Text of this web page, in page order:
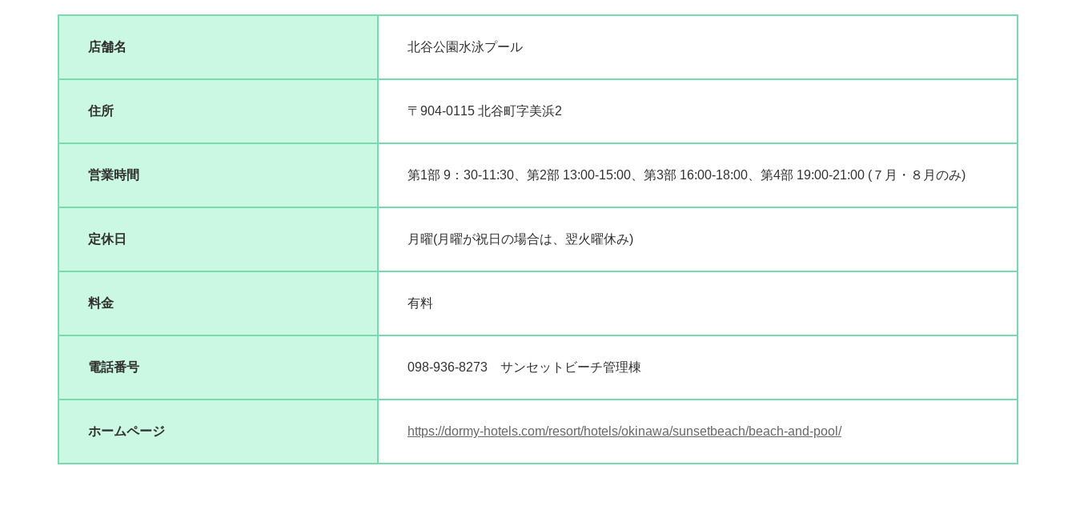
店舗名 北谷公園水泳プール
住所 〒904-0115 北谷町字美浜2
営業時間 第1部 9：30-11:30、第2部 13:00-15:00、第3部 16:00-18:00、第4部 19:00-21:00 (７月・８月のみ)
定休日 月曜(月曜が祝日の場合は、翌火曜休み)
料金 有料
電話番号 098-936-8273 サンセットビーチ管理棟
ホームページ https://dormy-hotels.com/resort/hotels/okinawa/sunsetbeach/beach-and-pool/